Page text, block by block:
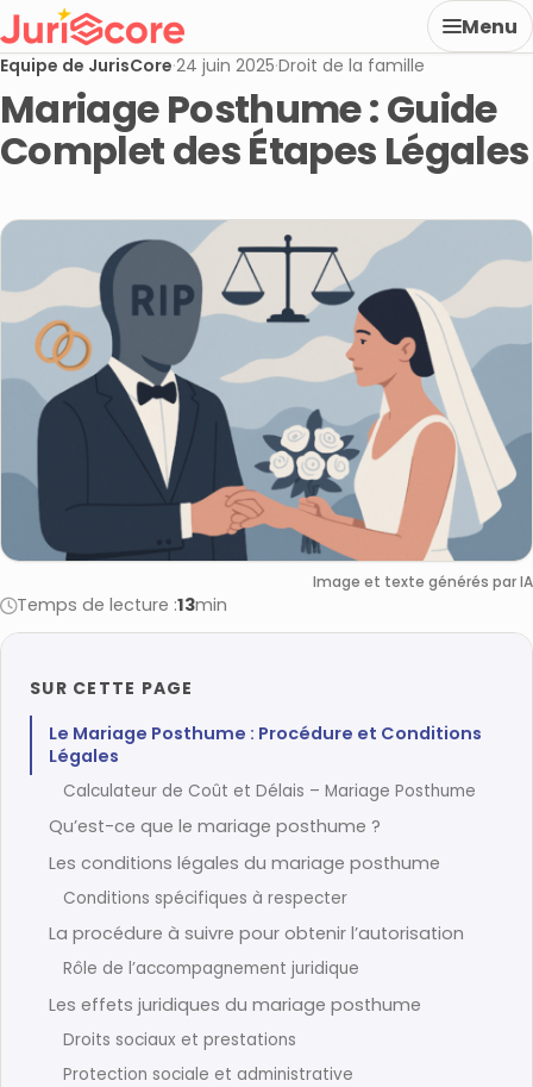
Menu
Equipe de JurisCore·24 juin 2025·Droit de la famille
Mariage Posthume : Guide
Complet des Étapes Légales
Image et texte générés par IA
Temps de lecture :13min
SUR CETTE PAGE
Le Mariage Posthume : Procédure et Conditions
Légales
Calculateur de Coût et Délais – Mariage Posthume
Qu’est-ce que le mariage posthume ?
Les conditions légales du mariage posthume
Conditions spécifiques à respecter
La procédure à suivre pour obtenir l’autorisation
Rôle de l’accompagnement juridique
Les effets juridiques du mariage posthume
Droits sociaux et prestations
Protection sociale et administrative